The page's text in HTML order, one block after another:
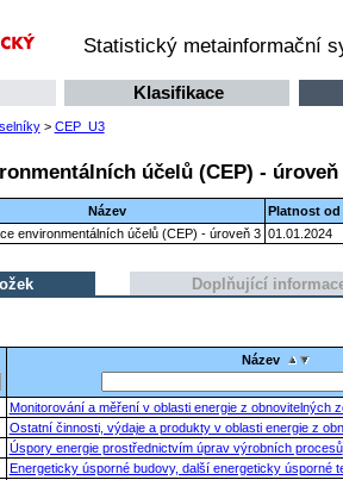
Statistický metainformační
Klasifikace
> CEP_U3
účelů (CEP) - úroveň
Název
Platnost od
environmentálních účelů (CEP) - úroveň 3 01.01.2024
Doplňující
Název
Monitorování a měření v oblasti energie z obnovitelných
Ostatní činnosti, výdaje a produkty v oblasti energie z
Úspory energie prostřednictvím úprav výrobních procesů
Energeticky úsporné budovy, další energeticky úsporné